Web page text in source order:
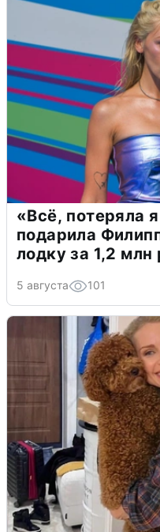
«Всё, потеряла
подарила
лодку за 1,2 млн
5 августа 101